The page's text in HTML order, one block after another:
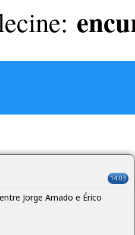
14:03
Jorge Amado e Érico